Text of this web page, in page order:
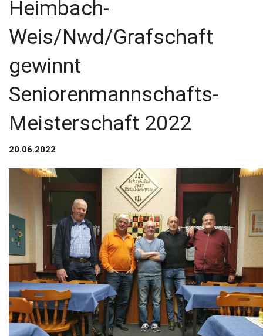
Heimbach-
Weis/Nwd/Grafschaft
gewinnt
Seniorenmannschafts-
Meisterschaft 2022
20.06.2022